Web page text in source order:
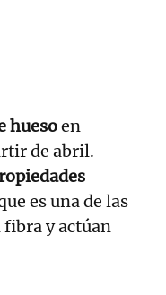
huesoen
de abril.
es una de las
y actúan